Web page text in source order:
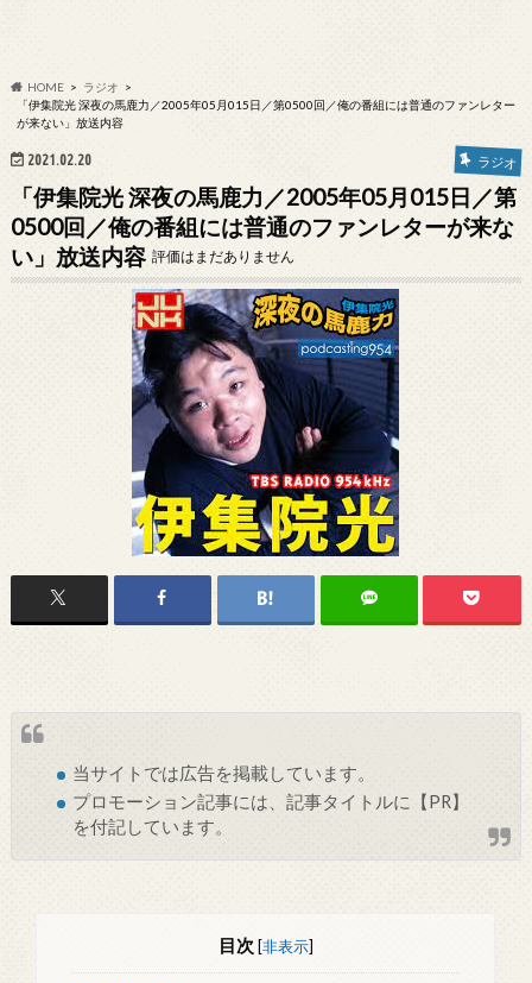
HOME
ラジオ
「伊集院光 深夜の馬鹿力／2005年05月015日／第0500回／俺の番組には普通のファンレター
が来ない」放送内容
2021.02.20 ラジオ
「伊集院光 深夜の馬鹿力／2005年05月015日／第
0500回／俺の番組には普通のファンレターが来な
い」放送内容 評価はまだありません
当サイトでは広告を掲載しています。
プロモーション記事には、記事タイトルに【PR】
を付記しています。
目次 [非表示]